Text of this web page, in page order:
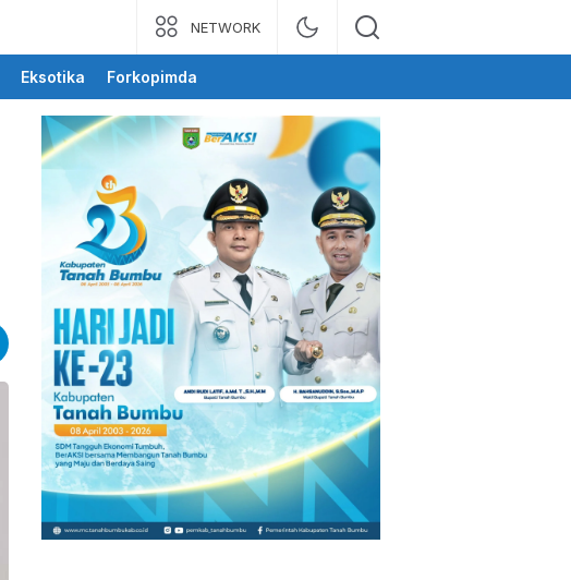
NETWORK
Eksotika Forkopimda